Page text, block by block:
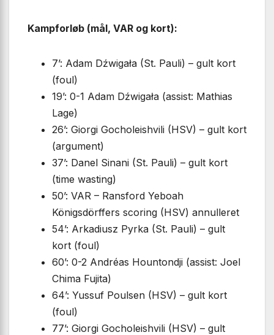
Kampforløb (mål, VAR og kort):
7’: Adam Dźwigała (St. Pauli) – gult kort
(foul)
19’: 0-1 Adam Dźwigała (assist: Mathias
Lage)
26’: Giorgi Gocholeishvili (HSV) – gult kort
(argument)
37’: Danel Sinani (St. Pauli) – gult kort
(time wasting)
50’: VAR – Ransford Yeboah
Königsdörffers scoring (HSV) annulleret
54’: Arkadiusz Pyrka (St. Pauli) – gult
kort (foul)
60’: 0-2 Andréas Hountondji (assist: Joel
Chima Fujita)
64’: Yussuf Poulsen (HSV) – gult kort
(foul)
77’: Giorgi Gocholeishvili (HSV) – gult